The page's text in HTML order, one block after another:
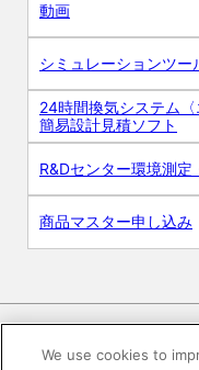
動画
シミュレーションツー
24時間換気システム〈
簡易設計見積ソフト
R&Dセンター環境測定
商品マスター申し込み
We use cookies to